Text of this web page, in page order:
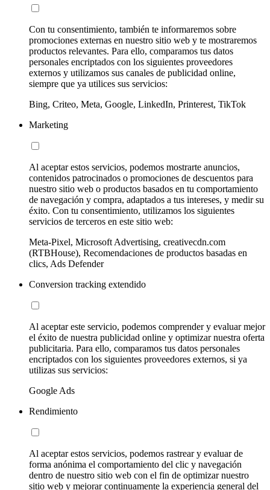
Con tu consentimiento, también te informaremos sobre
promociones externas en nuestro sitio web y te mostraremos
productos relevantes. Para ello, comparamos tus datos
personales encriptados con los siguientes proveedores
externos y utilizamos sus canales de publicidad online,
siempre que ya utilices sus servicios:
Bing, Criteo, Meta, Google, LinkedIn, Printerest, TikTok
Marketing
Al aceptar estos servicios, podemos mostrarte anuncios,
contenidos patrocinados o promociones de descuentos para
nuestro sitio web o productos basados en tu comportamiento
de navegación y compra, adaptados a tus intereses, y medir su
éxito. Con tu consentimiento, utilizamos los siguientes
servicios de terceros en este sitio web:
Meta-Pixel, Microsoft Advertising, creativecdn.com
(RTBHouse), Recomendaciones de productos basadas en
clics, Ads Defender
Conversion tracking extendido
Al aceptar este servicio, podemos comprender y evaluar mejor
el éxito de nuestra publicidad online y optimizar nuestra oferta
publicitaria. Para ello, comparamos tus datos personales
encriptados con los siguientes proveedores externos, si ya
utilizas sus servicios:
Google Ads
Rendimiento
Al aceptar estos servicios, podemos rastrear y evaluar de
forma anónima el comportamiento del clic y navegación
dentro de nuestro sitio web con el fin de optimizar nuestro
sitio web y mejorar continuamente la experiencia general del